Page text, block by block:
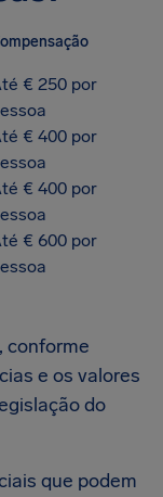
€ 250 por
€ 400 por
€ 400 por
€ 600 por
conforme
e os valores
do
que podem